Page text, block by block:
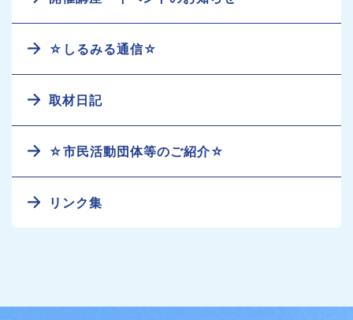
☆しるみる通信☆
取材日記
☆市民活動団体等のご紹介☆
リンク集